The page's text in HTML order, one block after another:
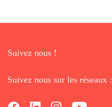
Suivez nous !
Suivez nous sur les réseaux :